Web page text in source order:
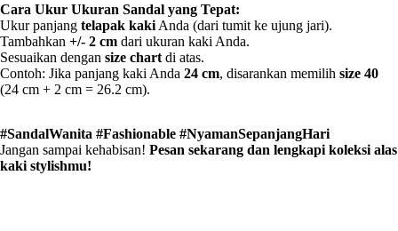
Cara Ukur Ukuran Sandal yang Tepat:
Ukur panjang telapak kaki Anda (dari tumit ke ujung jari).
Tambahkan +/- 2 cm dari ukuran kaki Anda.
Sesuaikan dengan size chart di atas.
Contoh: Jika panjang kaki Anda 24 cm, disarankan memilih size 40
(24 cm + 2 cm = 26.2 cm).
#SandalWanita #Fashionable #NyamanSepanjangHari
Jangan sampai kehabisan! Pesan sekarang dan lengkapi koleksi alas
kaki stylishmu!